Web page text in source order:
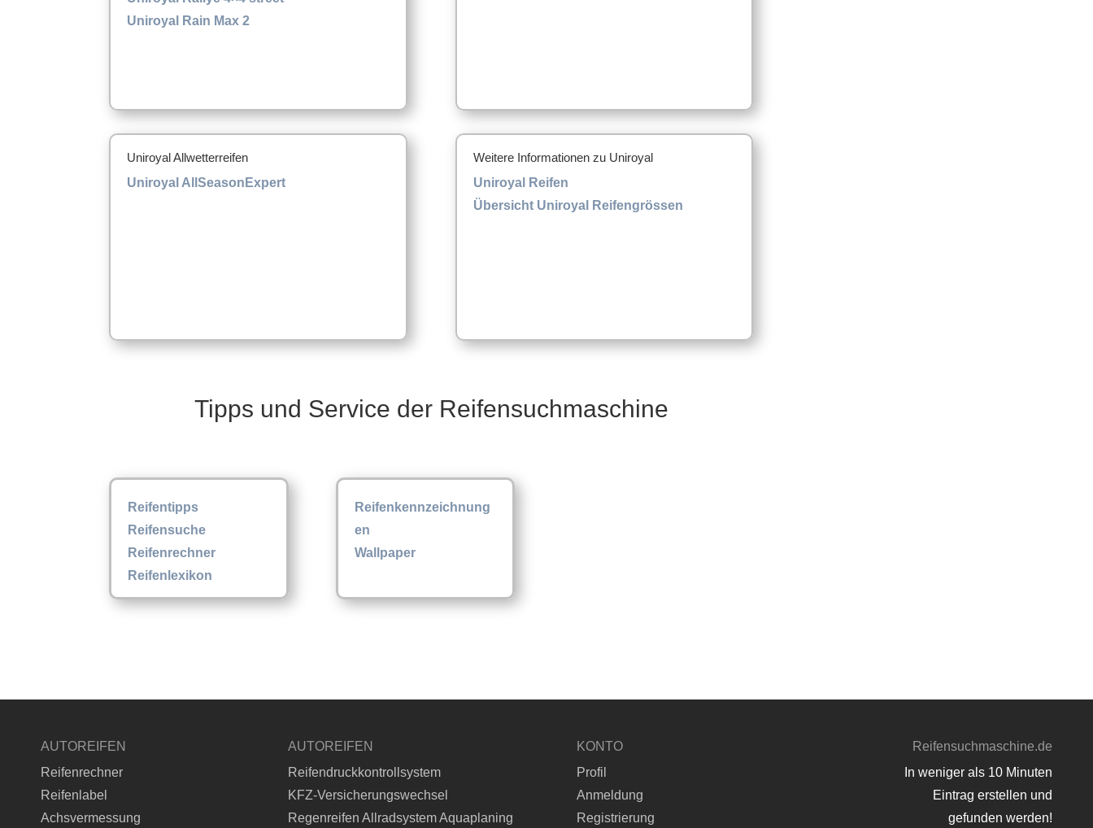
Uniroyal Rain Max 2
Uniroyal Allwetterreifen
Uniroyal AllSeasonExpert
Weitere Informationen zu Uniroyal
Uniroyal Reifen
Übersicht Uniroyal Reifengrössen
Tipps und Service der Reifensuchmaschine
Reifentipps
Reifensuche
Reifenrechner
Reifenlexikon
Reifenkennzeichnung
en
Wallpaper
AUTOREIFEN
Reifenrechner
Reifenlabel
Achsvermessung
AUTOREIFEN
Reifendruckkontrollsystem
KFZ-Versicherungswechsel
Regenreifen Allradsystem Aquaplaning
KONTO
Profil
Anmeldung
Registrierung
Reifensuchmaschine.de
In weniger als 10 Minuten
Eintrag erstellen und
gefunden werden!